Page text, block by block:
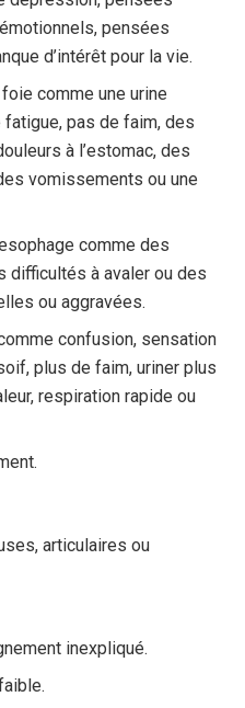
pensées
d’intérêt pour la vie.
comme une urine
pas de faim, des
à l’estomac, des
vomissements ou une
comme des
difficultés à avaler ou des
ou aggravées.
confusion, sensation
plus de faim, uriner plus
respiration rapide ou
articulaires ou
inexpliqué.